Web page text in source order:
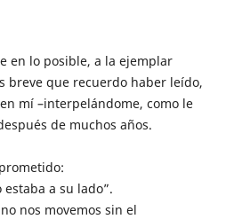
en lo posible, a la ejemplar
breve que recuerdo haber leído,
mí –interpelándome, como le
de muchos años.
a su lado”.
nos movemos sin el